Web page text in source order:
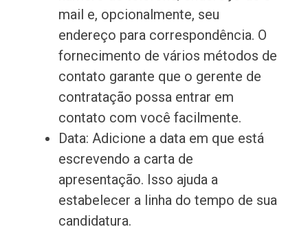
mail e, opcionalmente, seu
endereço para correspondência. O
fornecimento de vários métodos de
contato garante que o gerente de
contratação possa entrar em
contato com você facilmente.
Data: Adicione a data em que está
escrevendo a carta de
apresentação. Isso ajuda a
estabelecer a linha do tempo de sua
candidatura.